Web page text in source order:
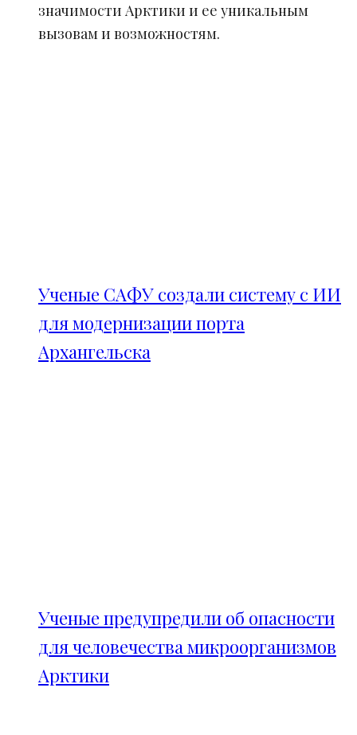
значимости Арктики и ее уникальным
вызовам и возможностям.
Ученые САФУ создали систему с ИИ
для модернизации порта
Архангельска
Ученые предупредили об опасности
для человечества микроорганизмов
Арктики